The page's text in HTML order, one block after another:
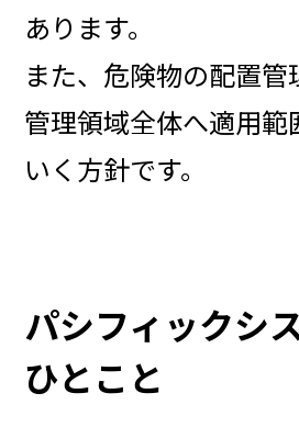
あります。
また、危険物の配置管
管理領域全体へ適用範
いく方針です。
パシフィックシ
ひとこと